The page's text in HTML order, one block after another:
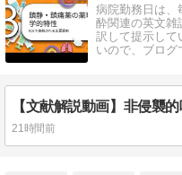
病院勤務日は、
酔関連の英文雑
訳して提示して
いので、ブログ
21時間前